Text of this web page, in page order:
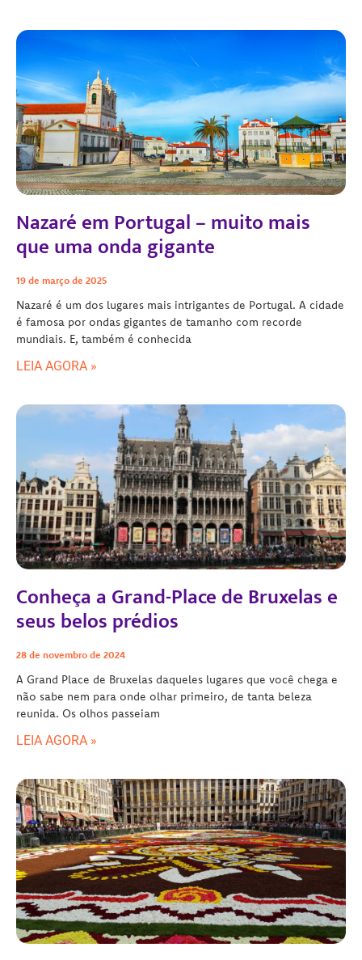
Nazaré em Portugal – muito mais
que uma onda gigante
19 de março de 2025
Nazaré é um dos lugares mais intrigantes de Portugal. A cidade
é famosa por ondas gigantes de tamanho com recorde
mundiais. E, também é conhecida
LEIA AGORA »
Conheça a Grand-Place de Bruxelas e
seus belos prédios
28 de novembro de 2024
A Grand Place de Bruxelas daqueles lugares que você chega e
não sabe nem para onde olhar primeiro, de tanta beleza
reunida. Os olhos passeiam
LEIA AGORA »